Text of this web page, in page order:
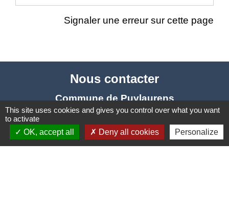
Signaler une erreur sur cette page
Nous contacter
Commune de Puylaurens
1 rue de la Mairie
81700 Puylaurens - FRANCE
+33 5 63 75 00 18
This site uses cookies and gives you control over what you want
to activate
OK, accept all
Deny all cookies Personalize